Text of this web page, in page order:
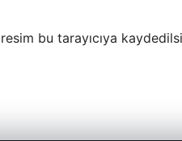
bu tarayıcıya